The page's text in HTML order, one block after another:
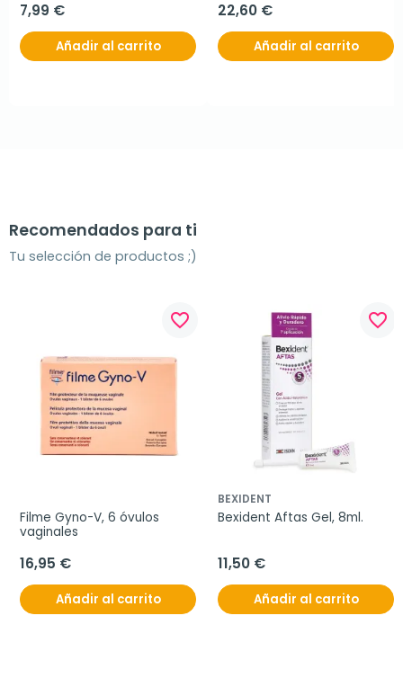
7,99 €
Añadir al carrito
22,60 €
Añadir al carrito
Recomendados para ti
Tu selección de productos ;)
favorite_border
Filme Gyno-V, 6 óvulos
vaginales
16,95 €
Añadir al carrito
favorite_border
BEXIDENT
Bexident Aftas Gel, 8ml.
11,50 €
Añadir al carrito